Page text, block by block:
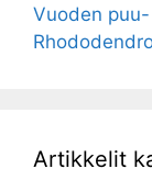
Vuoden
Artikkelit